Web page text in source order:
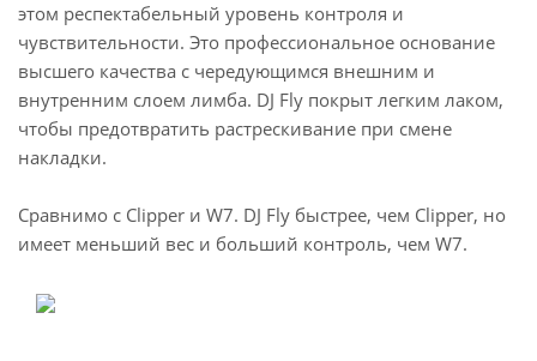
этом респектабельный уровень контроля и
чувствительности. Это профессиональное основание
высшего качества с чередующимся внешним и
внутренним слоем лимба. DJ Fly покрыт легким лаком,
чтобы предотвратить растрескивание при смене
накладки.
Сравнимо с Clipper и W7. DJ Fly быстрее, чем Clipper, но
имеет меньший вес и больший контроль, чем W7.